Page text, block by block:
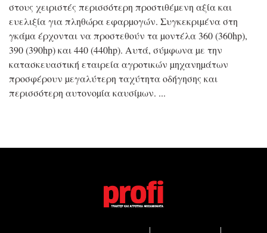
στους χειριστές περισσότερη προστιθέµενη αξία και
ευελιξία για πληθώρα εφαρµογών. Συγκεκριµένα στη
γκάµα έρχονται να προστεθούν τα µοντέλα 360 (360hp),
390 (390hp) και 440 (440hp). Αυτά, σύµφωνα µε την
κατασκευαστική εταιρεία αγροτικών µηχανηµάτων
προσφέρουν µεγαλύτερη ταχύτητα οδήγησης και
περισσότερη αυτονοµία καυσίµων.